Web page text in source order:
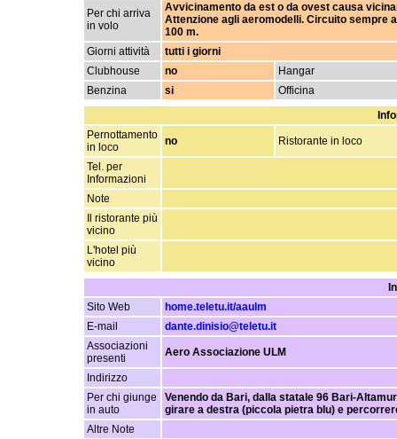
Per chi arriva
in volo
Avvicinamento da est o da ovest causa
Attenzione agli aeromodelli. Circuito sempre
100 m.
Giorni attività
tutti i giorni
Clubhouse
no
Hangar
Benzina
si
Officina
Pernottamento
in loco
no Ristorante in loco
Tel. per
Informazioni
Note
Il ristorante più
vicino
L'hotel più
vicino
Sito Web
home.teletu.it/aaulm
E-mail
dante.dinisio@teletu.it
Associazioni
presenti
Aero Associazione ULM
Indirizzo
Per chi giunge
in auto
Venendo da Bari, dalla statale 96 Bari-
girare a destra (piccola pietra blu) e
Altre Note